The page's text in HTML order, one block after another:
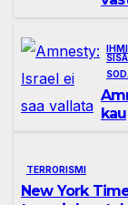
TERRORISMI
New York